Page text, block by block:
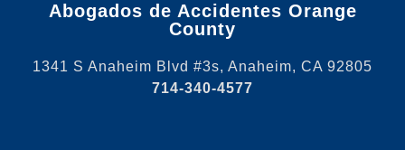
Abogados de Accidentes Orange
County
1341 S Anaheim Blvd #3s, Anaheim, CA 92805
714-340-4577